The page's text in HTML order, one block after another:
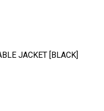
JACKET [BLACK]